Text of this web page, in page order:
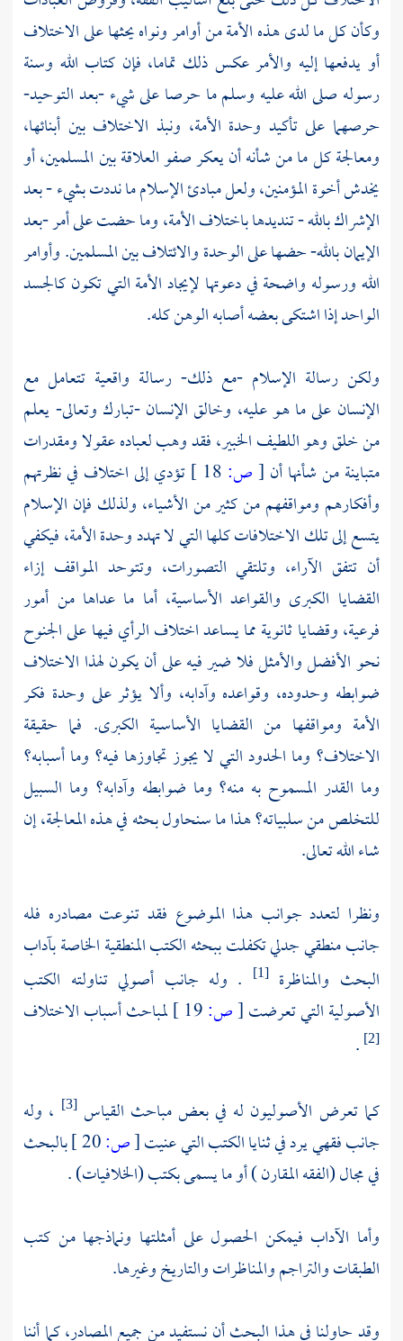
وكأن كل ما لدى هـذه الأمة من أوامر ونواه يحثها على الاختلاف
أو يدفعها إليه والأمر عكس ذلك تماما، فإن كتاب الله وسنة
رسوله صلى الله عليه وسلم ما حرصا على شيء -بعد التوحيد-
حرصهما على تأكيد وحدة الأمة، ونبذ الاختلاف بين أبنائها،
ومعالجة كل ما من شأنه أن يعكر صفو العلاقة بين المسلمين، أو
يخدش أخوة المؤمنين، ولعل مبادئ الإسلام ما نددت بشيء - بعد
الإشراك بالله - تنديدها باختلاف الأمة، وما حضت على أمر -بعد
الإيمان بالله- حضها على الوحدة والائتلاف بين المسلمين. وأوامر
الله ورسوله واضحة في دعوتها لإيجاد الأمة التي تكون كالجسد
الواحد إذا اشتكى بعضه أصابه الوهن كله.
ولكن رسالة الإسلام -مع ذلك- رسالة واقعية تتعامل مع
الإنسان على ما هـو عليه، وخالق الإنسان -تبارك وتعالى- يعلم
من خلق وهو اللطيف الخبير، فقد وهب لعباده عقولا ومقدرات
متباينة من شأنها أن [ص:
تؤدي إلى اختلاف في نظرتهم
وأفكارهم ومواقفهم من كثير من الأشياء، ولذلك فإن الإسلام
يتسع إلى تلك الاختلافات كلها التي لا تهدد وحدة الأمة، فيكفي
أن تتفق الآراء، وتلتقي التصورات، وتتوحد المواقف إزاء
القضايا الكبرى والقواعد الأساسية، أما ما عداها من أمور
فرعية، وقضايا ثانوية مما يساعد اختلاف الرأي فيها على الجنوح
نحو الأفضل والأمثل فلا ضير فيه على أن يكون لهذا الاختلاف
ضوابطه وحدوده، وقواعده وآدابه، وألا يؤثر على وحدة فكر
الأمة ومواقفها من القضايا الأساسية الكبرى. فما حقيقة
الاختلاف؟ وما الحدود التي لا يجوز تجاوزها فيه؟ وما أسبابه؟
وما القدر المسموح به منه؟ وما ضوابطه وآدابه؟ وما السبيل
للتخلص من سلبياته؟ هـذا ما سنحاول بحثه في هـذه المعالجة، إن
شاء الله تعالى.
ونظرا لتعدد جوانب هـذا الموضوع فقد تنوعت مصادره فله
جانب منطقي جدلي تكفلت ببحثه الكتب المنطقية الخاصة بآداب
البحث والمناظرة[1]
. وله جانب أصولي تناولته الكتب
الأصولية التي تعرضت[ص: لمباحث أسباب الاختلاف
[2]
.
كما تعرض الأصوليون له في بعض مباحث القياس[3]
، وله
جانب فقهي يرد في ثنايا الكتب التي عنيت[ص:
بالبحث
في مجال (الفقه المقارن ) أو ما يسمى بكتب (الخلافيات) .
وأما الآداب فيمكن الحصول على أمثلتها ونماذجها من كتب
الطبقات والتراجم والمناظرات والتاريخ وغيرها.
وقد حاولنا في هـذا البحث أن نستفيد من جميع المصادر، كما أننا